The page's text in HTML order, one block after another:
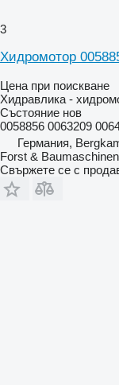
3
Хидромотор
Цена при поискване
Хидравлика -
Състояние нов
0058856 0063209
Германия,
Forst &
Свържете се с